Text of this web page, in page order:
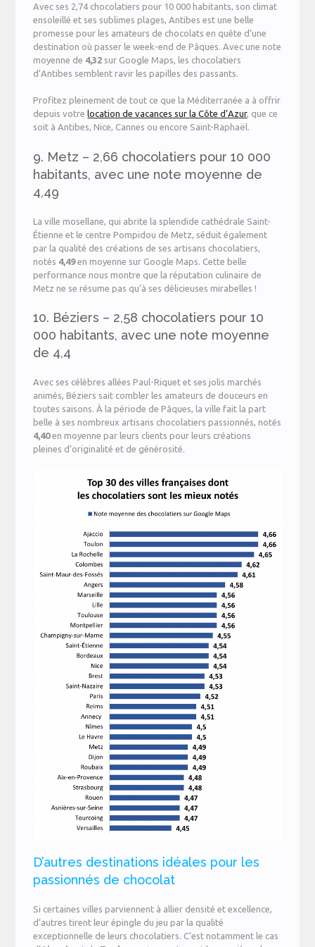
Avec ses 2,74 chocolatiers pour 10 000 habitants, son climat
ensoleillé et ses sublimes plages, Antibes est une belle
promesse pour les amateurs de chocolats en quête d’une
destination où passer le week-end de Pâques. Avec une note
moyenne de 4,32 sur Google Maps, les chocolatiers
d’Antibes semblent ravir les papilles des passants.
Profitez pleinement de tout ce que la Méditerranée a à offrir
depuis votre location de vacances sur la Côte d’Azur, que ce
soit à Antibes, Nice, Cannes ou encore Saint-Raphaël.
9. Metz – 2,66 chocolatiers pour 10 000
habitants, avec une note moyenne de
4,49
La ville mosellane, qui abrite la splendide cathédrale Saint-
Étienne et le centre Pompidou de Metz, séduit également
par la qualité des créations de ses artisans chocolatiers,
notés 4,49en moyenne sur Google Maps. Cette belle
performance nous montre que la réputation culinaire de
Metz ne se résume pas qu’à ses délicieuses mirabelles !
10. Béziers – 2,58 chocolatiers pour 10
000 habitants, avec une note moyenne
de 4,4
Avec ses célèbres allées Paul-Riquet et ses jolis marchés
animés, Béziers sait combler les amateurs de douceurs en
toutes saisons. À la période de Pâques, la ville fait la part
belle à ses nombreux artisans chocolatiers passionnés, notés
4,40en moyenne par leurs clients pour leurs créations
pleines d’originalité et de générosité.
D’autres destinations idéales pour les
passionnés de chocolat
Si certaines villes parviennent à allier densité et excellence,
d’autres tirent leur épingle du jeu par la qualité
exceptionnelle de leurs chocolatiers. C’est notamment le cas